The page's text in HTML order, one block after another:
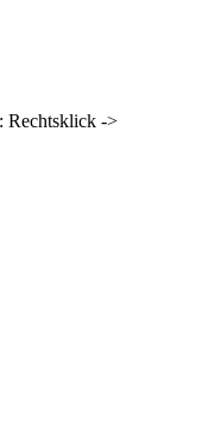
Rechtsklick ->